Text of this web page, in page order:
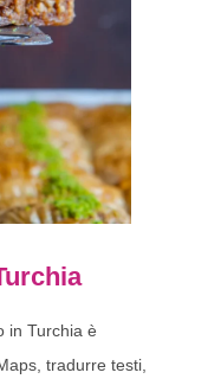
in Turchia è
tradurre testi,